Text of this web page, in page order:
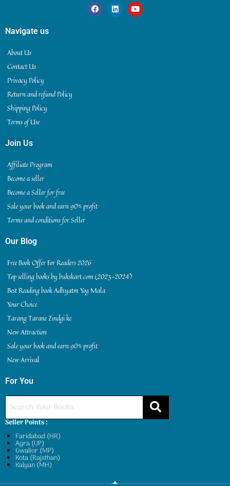
Navigate us
About Us
Contact Us
Privacy Policy
Return and refund Policy
Shipping Policy
Terms of Use
Join Us
Affiliate Program
Become a seller
Become a Seller for free
Sale your book and earn 90% profit
Terms and conditions for Seller
Our Blog
Free Book Offer For Readers 2026
Top selling books by bukskart.com (2023-2024)
Best Reading book Adhyatm Yog Mala
Your Choice
Tarang Tarane Zindgi ke
New Attraction
Sale your book and earn 90% profit
New Arrival
For You
Seller Points :
Faridabad (HR)
Agra (UP)
Gwalior (MP)
Kota (Rajsthan)
Kalyan (MH)